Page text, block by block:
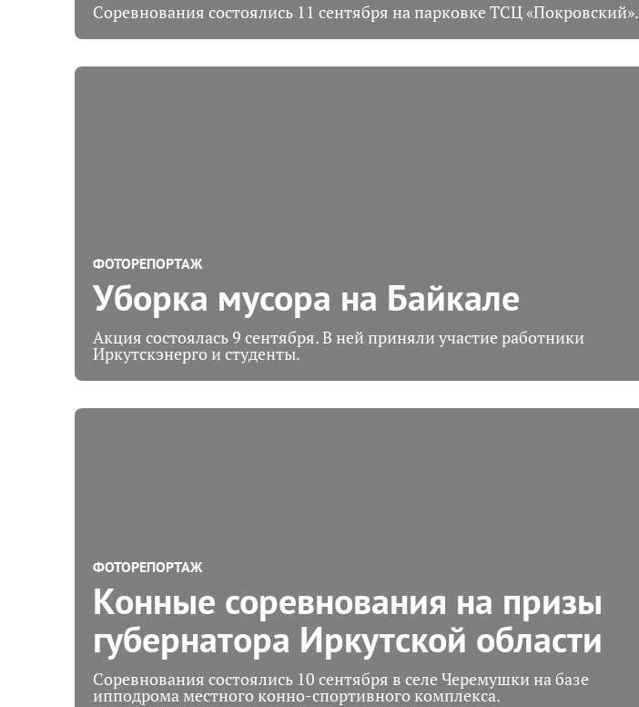
Соревнования состоялись 11 сентября на парковке ТСЦ «Покровский».
ФОТОРЕПОРТАЖ
Уборка мусора на Байкале
Акция состоялась 9 сентября. В ней приняли участие работники
Иркутскэнерго и студенты.
ФОТОРЕПОРТАЖ
Конные соревнования на призы
губернатора Иркутской области
Соревнования состоялись 10 сентября в селе Черемушки на базе
ипподрома местного конно-спортивного комплекса.